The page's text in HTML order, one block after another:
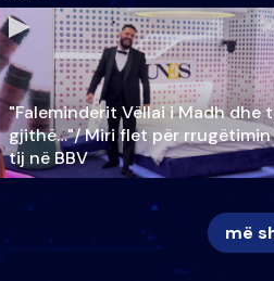
"Faleminderit Vëllai i Madh dhe
gjithë…"/ Miri flet për rrugëtimin
tij në BBV
më